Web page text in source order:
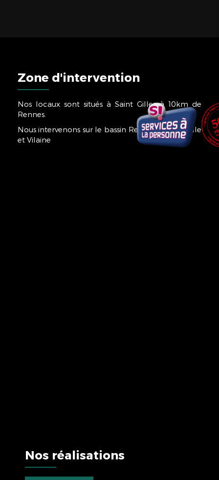
Zone d'intervention
Nos locaux sont situés à Saint Gilles à 10km de
Rennes.
Nous intervenons sur le bassin Rennais et tout l'Ille
et Vilaine
Nos réalisations